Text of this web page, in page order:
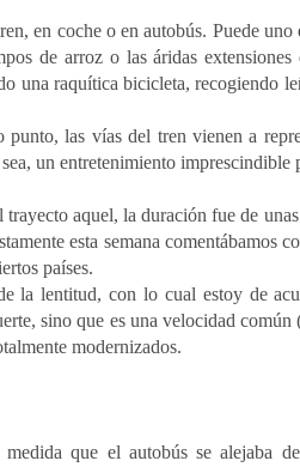
en coche o en autobús. Puede
de arroz o las áridas
una raquítica bicicleta, recogiendo
punto, las vías del tren vienen a
un entretenimiento imprescindible
aquel, la duración fue de
esta semana comentábamos
países.
la lentitud, con lo cual estoy de
sino que es una velocidad
modernizados.
que el autobús se alejaba